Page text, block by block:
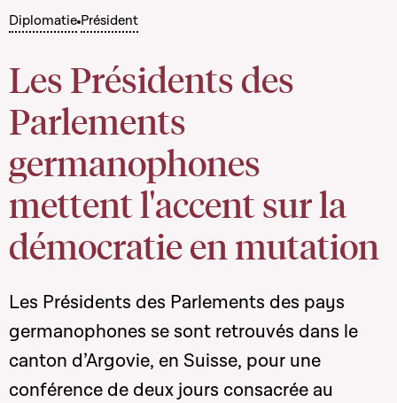
Diplomatie Président
Les Présidents des
Parlements
germanophones
mettent l'accent sur la
démocratie en mutation
Les Présidents des Parlements des pays
germanophones se sont retrouvés dans le
canton d’Argovie, en Suisse, pour une
conférence de deux jours consacrée au